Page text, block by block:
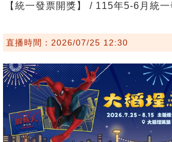
【統一發票開獎】 / 115年5-6月統
直播時間：2026/07/25 12:30